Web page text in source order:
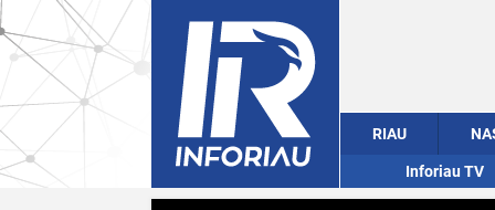
RIAU
Inforiau TV